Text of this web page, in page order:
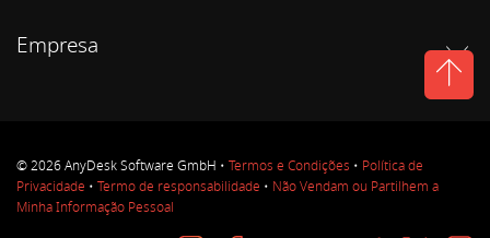
Empresa
© 2026 AnyDesk Software GmbH • Termos e Condições • Política de
Privacidade • Termo de responsabilidade • Não Vendam ou Partilhem a
Minha Informação Pessoal